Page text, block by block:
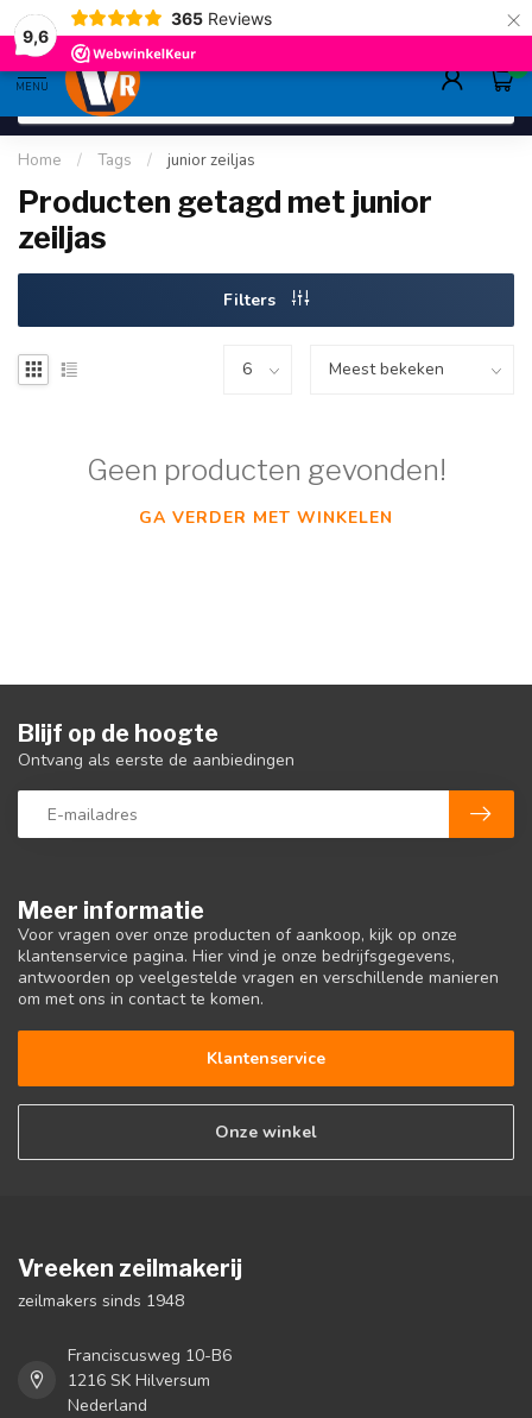
9,6
365 Reviews ×
gratis verzending>80,-
MENU
0
Home / Tags / junior zeiljas
Producten getagd met junior
zeiljas
Filters
Geen producten gevonden!
GA VERDER MET WINKELEN
Meer informatie
Voor vragen over onze producten of aankoop, kijk op onze
klantenservice pagina. Hier vind je onze bedrijfsgegevens,
antwoorden op veelgestelde vragen en verschillende manieren
om met ons in contact te komen.
Klantenservice
Onze winkel
Blijf op de hoogte
Ontvang als eerste de aanbiedingen
Vreeken zeilmakerij
zeilmakers sinds 1948
Franciscusweg 10-B6
1216 SK Hilversum
Nederland